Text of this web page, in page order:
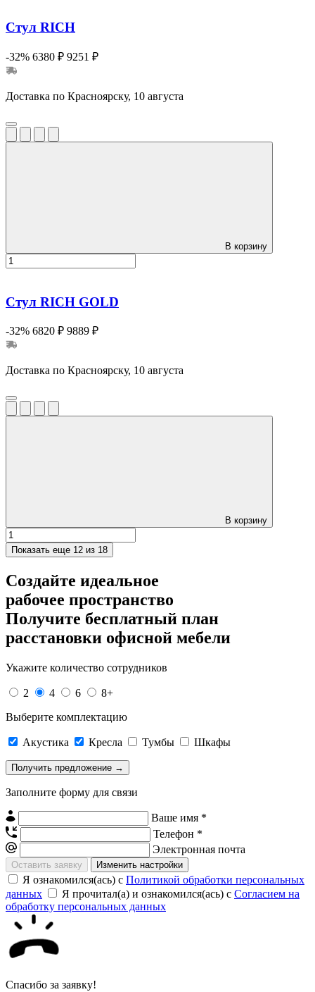
Стул RICH
-32% 6380 ₽ 9251 ₽
Доставка по Красноярску, 10 августа
В корзину
Стул RICH GOLD
-32% 6820 ₽ 9889 ₽
Доставка по Красноярску, 10 августа
В корзину
Показать еще 12 из 18
Создайте идеальное
рабочее пространство
Получите бесплатный план
расстановки офисной мебели
Укажите количество сотрудников
2 4 6
8+
Выберите комплектацию
Акустика Кресла Тумбы Шкафы
Заполните форму для связи
Ваше имя *
Телефон *
Электронная почта
Изменить настройки
Я ознакомился(ась) с Политикой обработки персональных
данных
Я прочитал(а) и ознакомился(ась) с Согласием на
обработку персональных данных
Спасибо за заявку!